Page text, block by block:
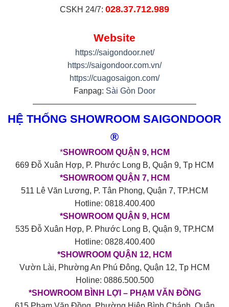
CSKH 24/7: 028.37.712.989
Website
https://saigondoor.net/
https://saigondoor.com.vn/
https://cuagosaigon.com/
Fanpag: Sài Gòn Door
————————————————————
HỆ THỐNG SHOWROOM SAIGONDOOR
®
*SHOWROOM QUẬN 9, HCM
669 Đỗ Xuân Hợp, P. Phước Long B, Quận 9, Tp HCM
*SHOWROOM QUẬN 7, HCM
511 Lê Văn Lương, P. Tân Phong, Quận 7, TP.HCM
Hotline: 0818.400.400
*SHOWROOM QUẬN 9, HCM
535 Đỗ Xuân Hợp, P. Phước Long B, Quận 9, TP.HCM
Hotline: 0828.400.400
*SHOWROOM QUẬN 12, HCM
Vườn Lài, Phường An Phú Đông, Quận 12, Tp HCM
Holine: 0886.500.500
*SHOWROOM BÌNH LỢI – PHẠM VĂN ĐỒNG